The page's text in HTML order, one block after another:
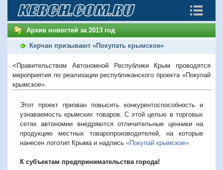
Архив новостей за 2013 год
Керчан призывают «Покупать крымское»
<Правительством Автономной Республики Крым проводятся
мероприятия по реализации республиканского проекта «Покупай
крымское».
Этот проект призван повысить конкурентоспособность и
узнаваемость крымских товаров. С этой целью в торговых
сетях автономии внедряются отличительные ценники на
продукцию местных товаропроизводителей, на которые
нанесен логотип Крыма и надпись «Покупай крымское».
К субъектам предпринимательства города!